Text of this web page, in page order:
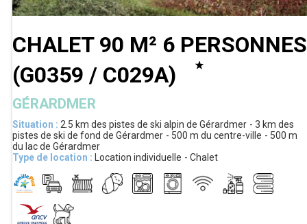
CHALET 90 M² 6 PERSONNES
(G0359 / C029A)
GÉRARDMER
Situation : 2.5 km des pistes de ski alpin de Gérardmer 3 km des
pistes de ski de fond de Gérardmer
500 m du centre-ville
500 m
du lac de Gérardmer
Type de location : Location individuelle Chalet